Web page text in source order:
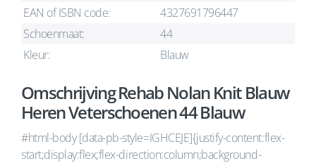
EAN of ISBN code:
4327691796447
Schoenmaat:
44
Kleur:
Blauw
Omschrijving Rehab Nolan Knit Blauw
Heren Veterschoenen 44 Blauw
#html-body [data-pb-style=IGHCEJE]{justify-content:flex-
start;display:flex;flex-direction:column;background-